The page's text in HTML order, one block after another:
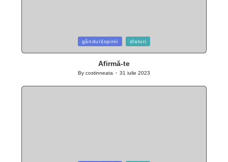
in
gânduri|opinii sfaturi
Afirmă-te
Posted
Bycostinneata 31 iulie 2023